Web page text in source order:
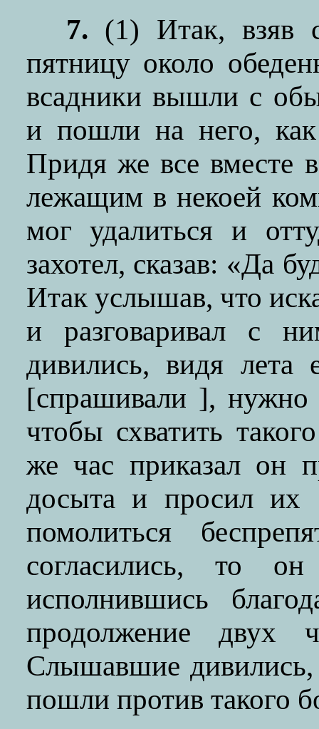
7. (1) Итак, взяв
пятницу около
всадники вышли с
и пошли на него,
Придя же все вместе
лежащим в некоей
мог удалиться и
захотел, сказав: «Да
Итак услышав, что
и разговаривал с
дивились, видя
[спрашивали ], нужно
чтобы схватить
же час приказал он
досыта и просил
помолиться
согласились, то
исполнившись
продолжение двух
Слышавшие дивились,
пошли против такого